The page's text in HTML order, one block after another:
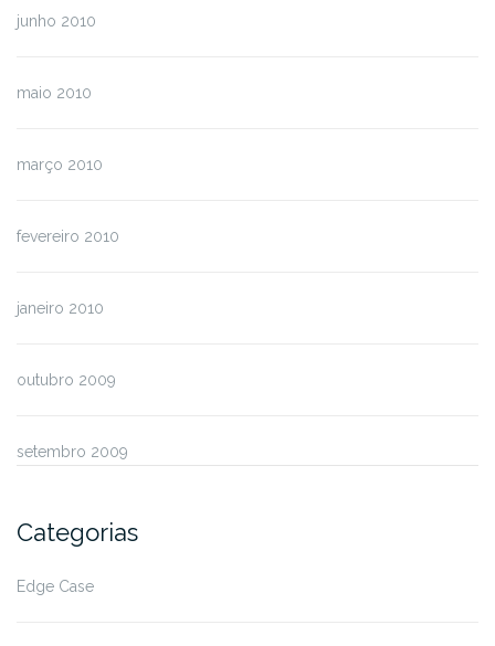
junho 2010
maio 2010
março 2010
fevereiro 2010
janeiro 2010
outubro 2009
setembro 2009
Categorias
Edge Case